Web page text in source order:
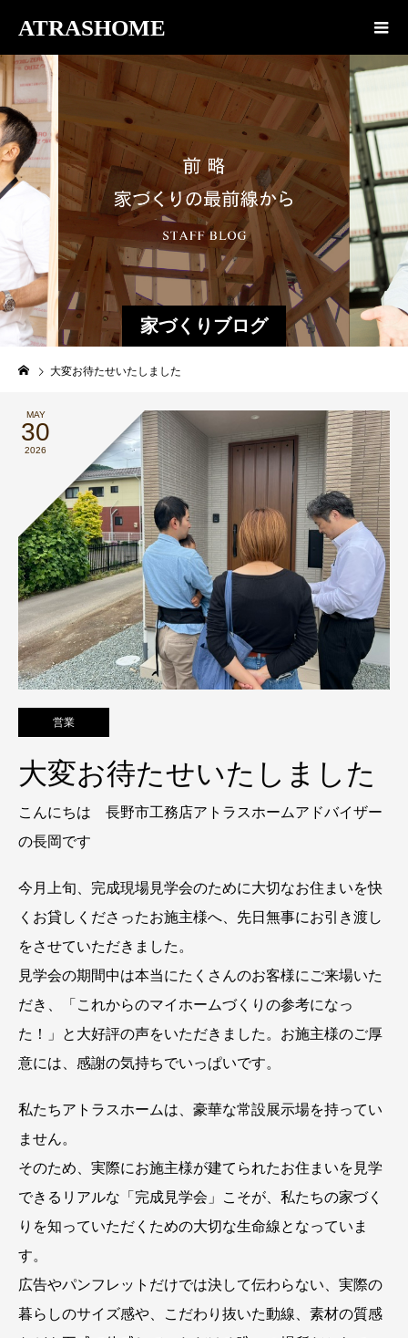
ATRASHOME
家づくりブログ
大変お待たせいたしました
MAY
30
2026
営業
大変お待たせいたしました
こんにちは 長野市工務店アトラスホームアドバイザー
の長岡です
今月上旬、完成現場見学会のために大切なお住まいを快
くお貸しくださったお施主様へ、先日無事にお引き渡し
をさせていただきました。
見学会の期間中は本当にたくさんのお客様にご来場いた
だき、「これからのマイホームづくりの参考になっ
た！」と大好評の声をいただきました。お施主様のご厚
意には、感謝の気持ちでいっぱいです。
私たちアトラスホームは、豪華な常設展示場を持ってい
ません。
そのため、実際にお施主様が建てられたお住まいを見学
できるリアルな「完成見学会」こそが、私たちの家づく
りを知っていただくための大切な生命線となっていま
す。
広告やパンフレットだけでは決して伝わらない、実際の
暮らしのサイズ感や、こだわり抜いた動線、素材の質感